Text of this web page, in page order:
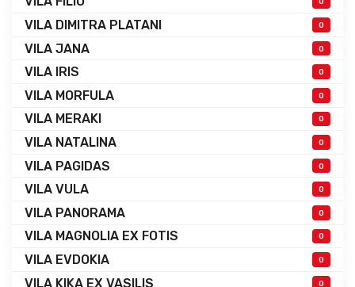
VILA DIMITRA PLATANI 0
VILA JANA 0
VILA IRIS 0
VILA MORFULA 0
VILA MERAKI 0
VILA NATALINA 0
VILA PAGIDAS 0
VILA VULA 0
VILA PANORAMA 0
VILA MAGNOLIA EX FOTIS 0
VILA EVDOKIA 0
VILA KIKA EX VASILIS 0